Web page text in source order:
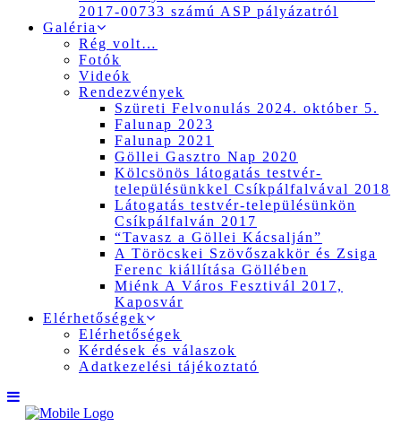
2017-00733 számú ASP pályázatról
Galéria
Rég volt…
Fotók
Videók
Rendezvények
Szüreti Felvonulás 2024. október 5.
Falunap 2023
Falunap 2021
Göllei Gasztro Nap 2020
Kölcsönös látogatás testvér-
településünkkel Csíkpálfalvával 2018
Látogatás testvér-településünkön
Csíkpálfalván 2017
“Tavasz a Göllei Kácsalján”
A Töröcskei Szövőszakkör és Zsiga
Ferenc kiállítása Göllében
Miénk A Város Fesztivál 2017,
Kaposvár
Elérhetőségek
Elérhetőségek
Kérdések és válaszok
Adatkezelési tájékoztató